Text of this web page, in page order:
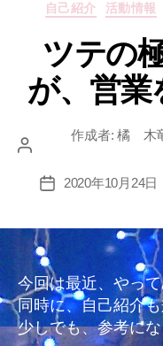
自己紹介 活動情報
ツテの
が、営業
投
作成者:橘 木
投
2020年10月24日
今回は最近、やっ
同時に、自己紹介
少しでも、参考に